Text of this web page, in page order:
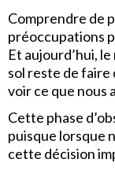
Comprendre de
préoccupations
Et aujourd’hui,
sol reste de faire
voir ce que nous
Cette phase
puisque lorsque
cette décision